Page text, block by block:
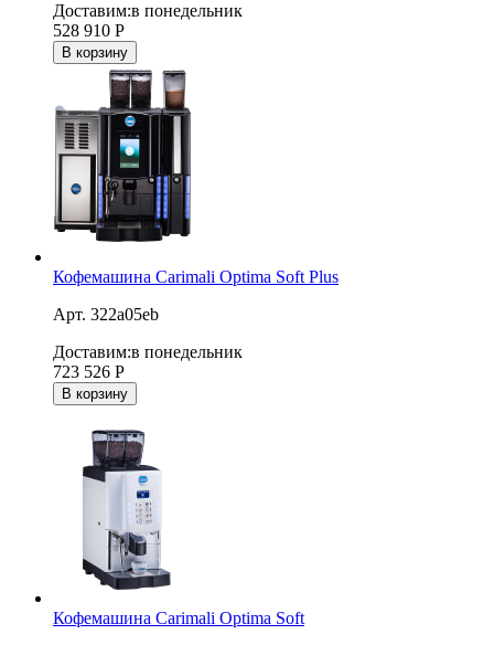
Доставим:в понедельник
528 910 Р
В корзину
Кофемашина Carimali Optima Soft Plus
Арт. 322a05eb
Доставим:в понедельник
723 526 Р
В корзину
Кофемашина Carimali Optima Soft